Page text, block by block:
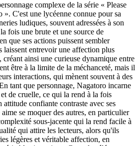
complexe de la série « Please
C'est une lycéenne connue pour sa
ludiques, souvent adressées à son
fois une brute et une source de
que ses actions puissent sembler
laissent entrevoir une affection plus
ainsi une curieuse dynamique entre
être à la limite de la méchanceté, mais il
interactions, qui mènent souvent à des
tant que personnage, Nagatoro incarne
de cruelle, ce qui la rend à la fois
attitude confiante contraste avec ses
se moquer des autres, en particulier
sous-jacente qui la rend facile à
qui attire les lecteurs, alors qu'ils
légères et véritable affection, en